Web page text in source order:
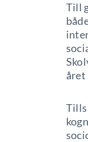
Till
året
Tills